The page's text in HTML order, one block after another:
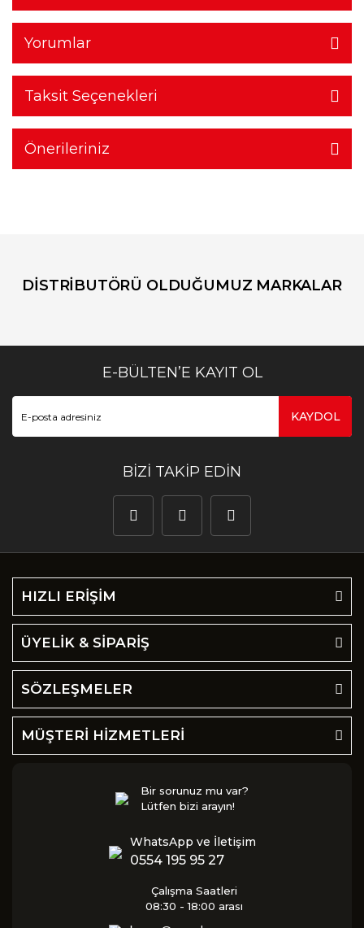
Yorumlar
Taksit Seçenekleri
Önerileriniz
DİSTRİBUTÖRÜ OLDUĞUMUZ MARKALAR
E-BÜLTEN’E KAYIT OL
KAYDOL
BİZİ TAKİP EDİN
HIZLI ERİŞİM
ÜYELİK & SİPARİŞ
SÖZLEŞMELER
MÜŞTERİ HİZMETLERİ
Bir sorunuz mu var?
Lütfen bizi arayın!
WhatsApp ve İletişim
0554 195 95 27
Çalışma Saatleri
08:30 - 18:00 arası